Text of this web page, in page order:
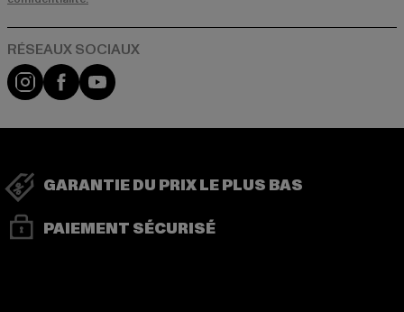
Visit our Instagram page:
Visit our Facebook page:
Visit our YouTube channel:
GARANTIE DU PRIX LE PLUS BAS
PAIEMENT SÉCURISÉ